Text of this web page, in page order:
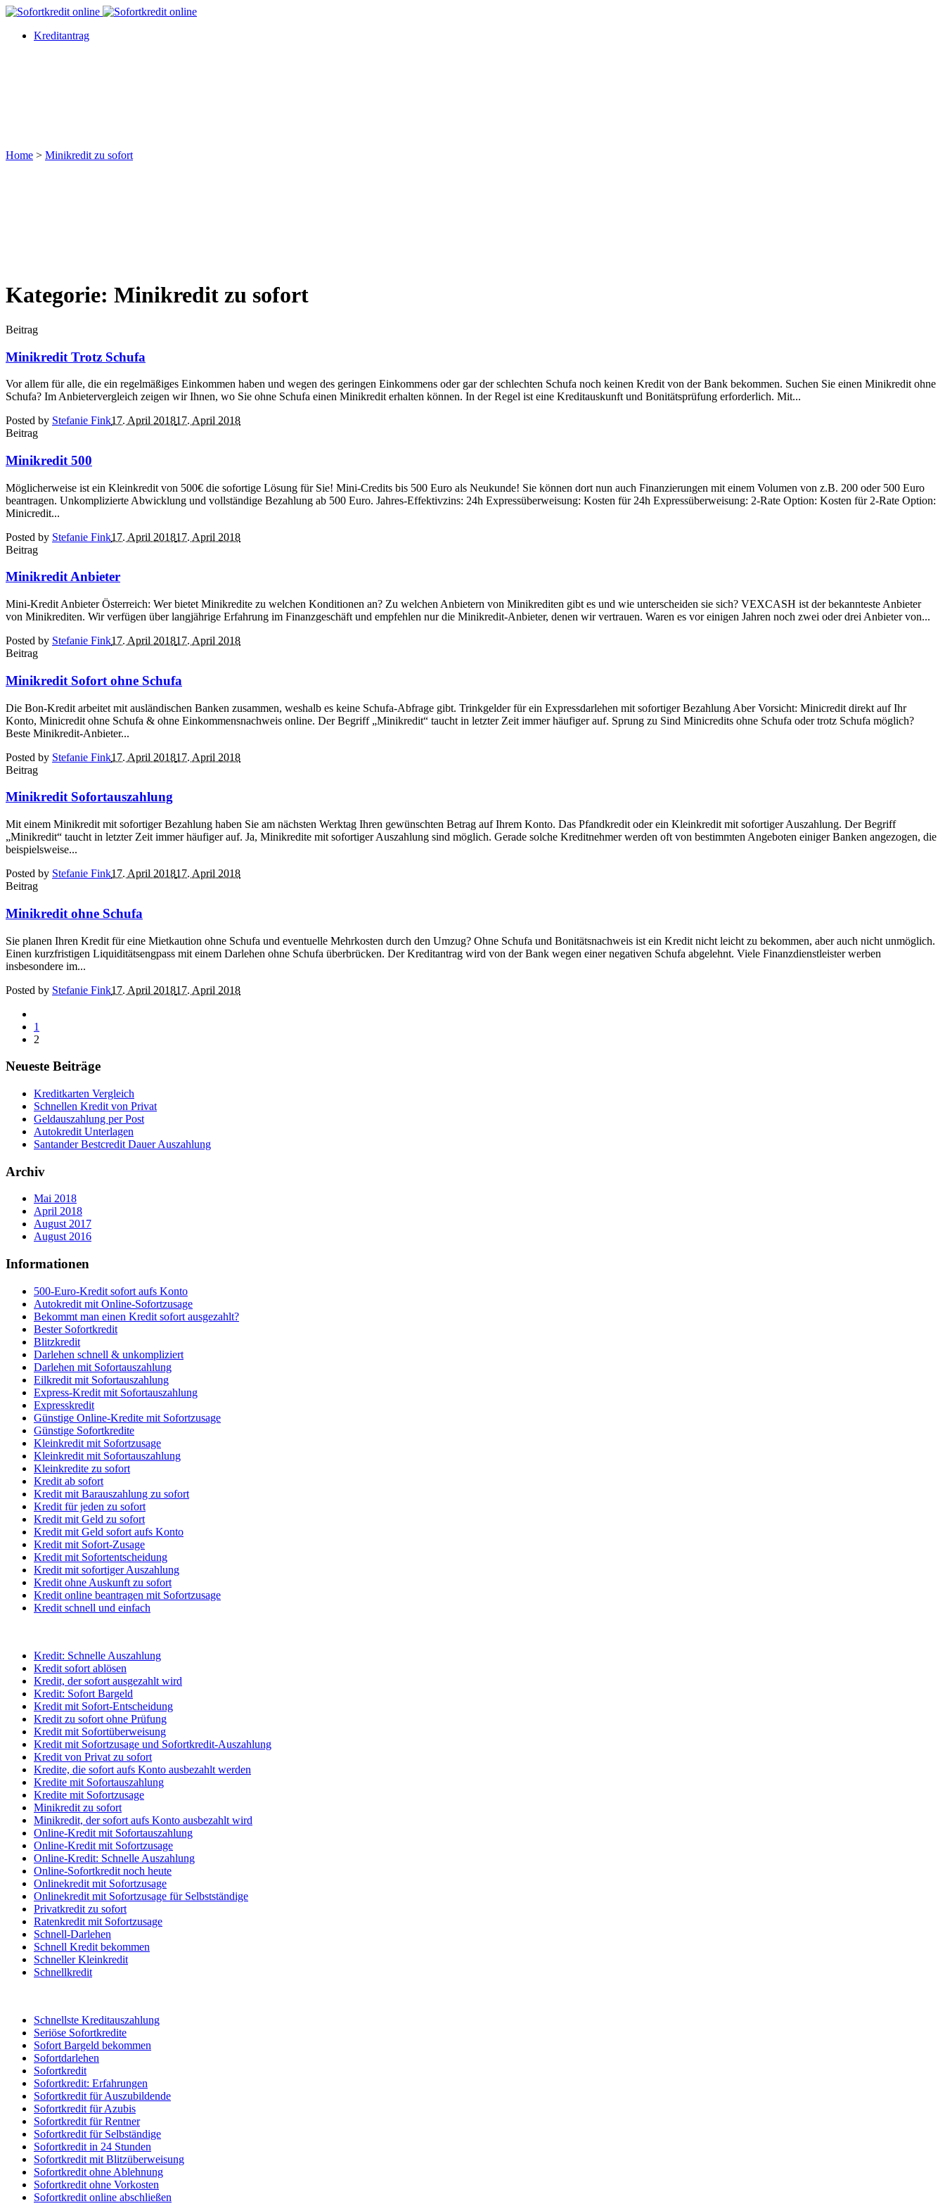
Kreditantrag
Home > Minikredit zu sofort
Kategorie: Minikredit zu sofort
Beitrag
Minikredit Trotz Schufa
Vor allem für alle, die ein regelmäßiges Einkommen haben und wegen des geringen Einkommens oder gar der schlechten Schufa noch keinen Kredit von der Bank bekommen. Suchen Sie einen Minikredit ohne
Schufa? Im Anbietervergleich zeigen wir Ihnen, wo Sie ohne Schufa einen Minikredit erhalten können. In der Regel ist eine Kreditauskunft und Bonitätsprüfung erforderlich. Mit...
Posted by Stefanie Fink17. April 201817. April 2018
Beitrag
Minikredit 500
Möglicherweise ist ein Kleinkredit von 500€ die sofortige Lösung für Sie! Mini-Credits bis 500 Euro als Neukunde! Sie können dort nun auch Finanzierungen mit einem Volumen von z.B. 200 oder 500 Euro
beantragen. Unkomplizierte Abwicklung und vollständige Bezahlung ab 500 Euro. Jahres-Effektivzins: 24h Expressüberweisung: Kosten für 24h Expressüberweisung: 2-Rate Option: Kosten für 2-Rate Option:
Minicredit...
Posted by Stefanie Fink17. April 201817. April 2018
Beitrag
Minikredit Anbieter
Mini-Kredit Anbieter Österreich: Wer bietet Minikredite zu welchen Konditionen an? Zu welchen Anbietern von Minikrediten gibt es und wie unterscheiden sie sich? VEXCASH ist der bekannteste Anbieter
von Minikrediten. Wir verfügen über langjährige Erfahrung im Finanzgeschäft und empfehlen nur die Minikredit-Anbieter, denen wir vertrauen. Waren es vor einigen Jahren noch zwei oder drei Anbieter von...
Posted by Stefanie Fink17. April 201817. April 2018
Beitrag
Minikredit Sofort ohne Schufa
Die Bon-Kredit arbeitet mit ausländischen Banken zusammen, weshalb es keine Schufa-Abfrage gibt. Trinkgelder für ein Expressdarlehen mit sofortiger Bezahlung Aber Vorsicht: Minicredit direkt auf Ihr
Konto, Minicredit ohne Schufa & ohne Einkommensnachweis online. Der Begriff „Minikredit“ taucht in letzter Zeit immer häufiger auf. Sprung zu Sind Minicredits ohne Schufa oder trotz Schufa möglich?
Beste Minikredit-Anbieter...
Posted by Stefanie Fink17. April 201817. April 2018
Beitrag
Minikredit Sofortauszahlung
Mit einem Minikredit mit sofortiger Bezahlung haben Sie am nächsten Werktag Ihren gewünschten Betrag auf Ihrem Konto. Das Pfandkredit oder ein Kleinkredit mit sofortiger Auszahlung. Der Begriff
„Minikredit“ taucht in letzter Zeit immer häufiger auf. Ja, Minikredite mit sofortiger Auszahlung sind möglich. Gerade solche Kreditnehmer werden oft von bestimmten Angeboten einiger Banken angezogen, die
beispielsweise...
Posted by Stefanie Fink17. April 201817. April 2018
Beitrag
Minikredit ohne Schufa
Sie planen Ihren Kredit für eine Mietkaution ohne Schufa und eventuelle Mehrkosten durch den Umzug? Ohne Schufa und Bonitätsnachweis ist ein Kredit nicht leicht zu bekommen, aber auch nicht unmöglich.
Einen kurzfristigen Liquiditätsengpass mit einem Darlehen ohne Schufa überbrücken. Der Kreditantrag wird von der Bank wegen einer negativen Schufa abgelehnt. Viele Finanzdienstleister werben
insbesondere im...
Posted by Stefanie Fink17. April 201817. April 2018
1
2
Neueste Beiträge
Kreditkarten Vergleich
Schnellen Kredit von Privat
Geldauszahlung per Post
Autokredit Unterlagen
Santander Bestcredit Dauer Auszahlung
Archiv
Mai 2018
April 2018
August 2017
August 2016
Informationen
500-Euro-Kredit sofort aufs Konto
Autokredit mit Online-Sofortzusage
Bekommt man einen Kredit sofort ausgezahlt?
Bester Sofortkredit
Blitzkredit
Darlehen schnell & unkompliziert
Darlehen mit Sofortauszahlung
Eilkredit mit Sofortauszahlung
Express-Kredit mit Sofortauszahlung
Expresskredit
Günstige Online-Kredite mit Sofortzusage
Günstige Sofortkredite
Kleinkredit mit Sofortzusage
Kleinkredit mit Sofortauszahlung
Kleinkredite zu sofort
Kredit ab sofort
Kredit mit Barauszahlung zu sofort
Kredit für jeden zu sofort
Kredit mit Geld zu sofort
Kredit mit Geld sofort aufs Konto
Kredit mit Sofort-Zusage
Kredit mit Sofortentscheidung
Kredit mit sofortiger Auszahlung
Kredit ohne Auskunft zu sofort
Kredit online beantragen mit Sofortzusage
Kredit schnell und einfach
Kredit: Schnelle Auszahlung
Kredit sofort ablösen
Kredit, der sofort ausgezahlt wird
Kredit: Sofort Bargeld
Kredit mit Sofort-Entscheidung
Kredit zu sofort ohne Prüfung
Kredit mit Sofortüberweisung
Kredit mit Sofortzusage und Sofortkredit-Auszahlung
Kredit von Privat zu sofort
Kredite, die sofort aufs Konto ausbezahlt werden
Kredite mit Sofortauszahlung
Kredite mit Sofortzusage
Minikredit zu sofort
Minikredit, der sofort aufs Konto ausbezahlt wird
Online-Kredit mit Sofortauszahlung
Online-Kredit mit Sofortzusage
Online-Kredit: Schnelle Auszahlung
Online-Sofortkredit noch heute
Onlinekredit mit Sofortzusage
Onlinekredit mit Sofortzusage für Selbstständige
Privatkredit zu sofort
Ratenkredit mit Sofortzusage
Schnell-Darlehen
Schnell Kredit bekommen
Schneller Kleinkredit
Schnellkredit
Schnellste Kreditauszahlung
Seriöse Sofortkredite
Sofort Bargeld bekommen
Sofortdarlehen
Sofortkredit
Sofortkredit: Erfahrungen
Sofortkredit für Auszubildende
Sofortkredit für Azubis
Sofortkredit für Rentner
Sofortkredit für Selbständige
Sofortkredit in 24 Stunden
Sofortkredit mit Blitzüberweisung
Sofortkredit ohne Ablehnung
Sofortkredit ohne Vorkosten
Sofortkredit online abschließen